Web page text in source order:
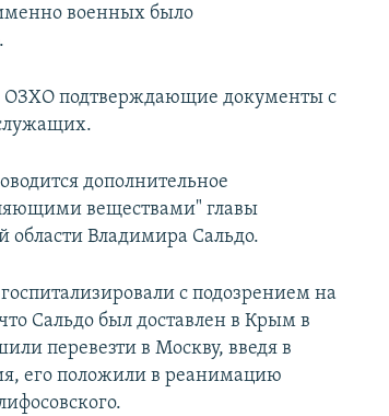
военных было
ОЗХО подтверждающие документы с
дополнительное
веществами" главы
Владимира Сальдо.
с подозрением на
Сальдо был доставлен в Крым в
перевезти в Москву, введя в
его положили в реанимацию